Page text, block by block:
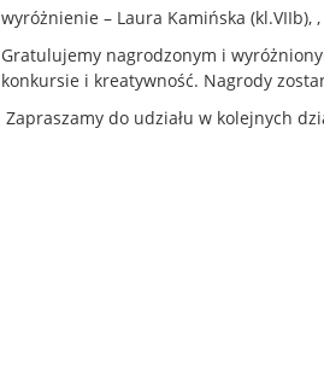
wyróżnienie – Laura Kamińska (kl.VIIb),
Gratulujemy nagrodzonym i
konkursie i kreatywność. Nagrody
Zapraszamy do udziału w kolejnych